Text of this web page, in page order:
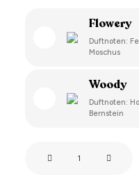
Flowery
Duftnoten:
Moschus
Woody
Duftnoten:
Bernstein